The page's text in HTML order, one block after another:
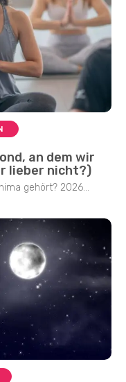
an dem wir
lieber nicht?)
gehört? 2026...